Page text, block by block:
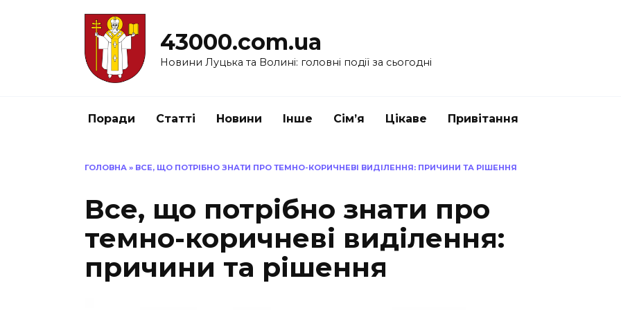
43000.com.ua
Новини Луцька та Волині: головні події за сьогодні
Поради Статті Новини Інше Сім’я Цікаве Привітання
ГОЛОВНА » ВСЕ, ЩО ПОТРІБНО ЗНАТИ ПРО ТЕМНО-КОРИЧНЕВІ ВИДІЛЕННЯ: ПРИЧИНИ ТА РІШЕННЯ
Все, що потрібно знати про
темно-коричневі виділення:
причини та рішення